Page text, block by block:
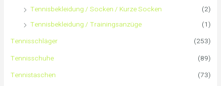
Tennisbekleidung / Socken / Kurze Socken
(2)
Tennisbekleidung / Trainingsanzüge
(1)
Tennisschläger
(253)
Tennisschuhe
(89)
Tennistaschen
(73)